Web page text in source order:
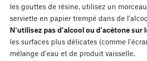
les gouttes de résine, utilisez un
serviette en papier trempé dans de
N'utilisez pas d'alcool ou d'acétone sur
les surfaces plus délicates (comme
mélange d'eau et de produit vaisselle.